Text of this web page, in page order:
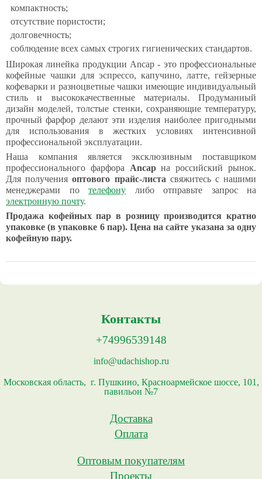
компактность;
отсутствие пористости;
долговечность;
соблюдение всех самых строгих гигиенических стандартов.
Широкая линейка продукции Ancap - это профессиональные
кофейные чашки для эспрессо, капучино, латте, гейзерные
кофеварки и разноцветные чашки имеющие индивидуальный
стиль и высококачественные материалы. Продуманный
дизайн моделей, толстые стенки, сохраняющие температуру,
прочный фарфор делают эти изделия наиболее пригодными
для использования в жестких условиях интенсивной
профессиональной эксплуатации.
Наша компания является эксклюзивным поставщиком
профессионального фарфора Ancapна российский рынок.
Для полученияоптового прайс-листа свяжитесь с нашими
менеджерами по телефону либо отправьте запрос на
электронную почту.
Продажа кофейных пар в розницу производится кратно
упаковке (в упаковке 6 пар). Цена на сайте указана за одну
кофейную пару.
Контакты
+74996539148
info@udachishop.ru
Московская область, г. Пушкино, Красноармейское шоссе, 101,
павильон №7
Доставка
Оплата
Оптовым покупателям
Проекты